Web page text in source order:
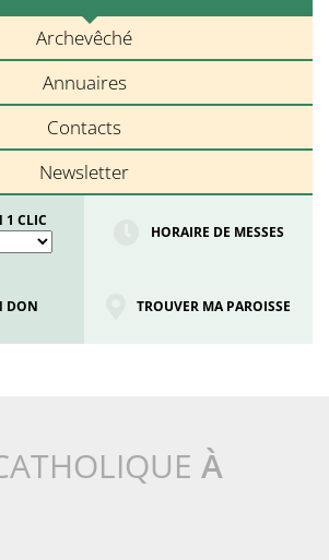
Archevêché
Annuaires
Contacts
Newsletter
1 CLIC
HORAIRE DE MESSES
DON TROUVER MA PAROISSE
À